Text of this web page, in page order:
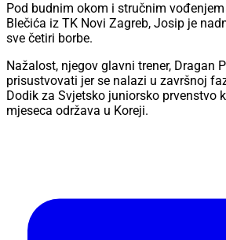
Pod budnim okom i stručnim
Blečića iz TK Novi Zagreb, Josip je
sve četiri borbe.
Nažalost, njegov glavni trener, Dragan
prisustvovati jer se nalazi u završnoj
Dodik za Svjetsko juniorsko prvenstvo
mjeseca održava u Koreji.